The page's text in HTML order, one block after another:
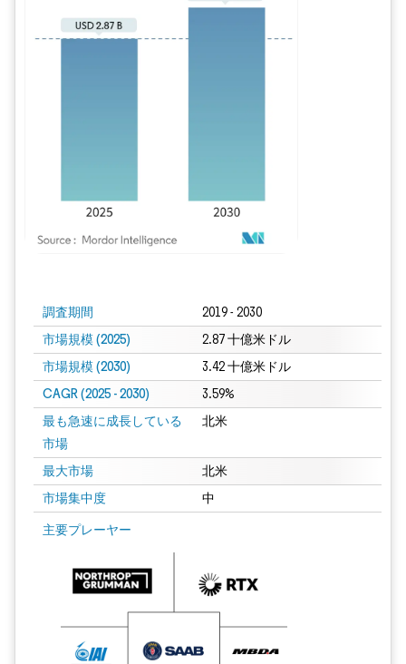
調査期間 2019 - 2030
市場規模 (2025) 2.87 十億米ドル
市場規模 (2030) 3.42 十億米ドル
CAGR (2025 - 2030) 3.59%
最も急速に成長している
市場
北米
最大市場 北米
市場集中度 中
主要プレーヤー